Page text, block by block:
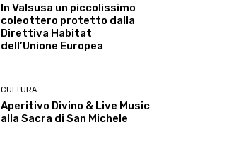
In Valsusa un piccolissimo
coleottero protetto dalla
Direttiva Habitat
dell’Unione Europea
CULTURA
Aperitivo Divino & Live Music
alla Sacra di San Michele